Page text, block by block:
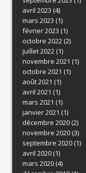
avril 2023 (4)
mars 2023 (1)
février 2023 (1)
octobre 2022(2)
juillet 2022(1)
novembre 2021 (1)
octobre 2021 (1)
août 2021 (1)
avril 2021 (1)
mars 2021 (1)
janvier 2021 (1)
décembre 2020(2)
novembre 2020(3)
septembre 2020(1)
avril 2020(1)
mars 2020(4)